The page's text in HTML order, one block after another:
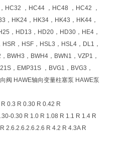
HC32 ，HC44 ，HC48 ，HC42 ，
，HK24，HK34，HK43，HK44，
，HD13，HD20，HD30，HE4，
，HSF，HSL3，HSL4，DL1，
BWH3，BWH4，BWN1，VZP1，
，EMP31S ，BVG1，BVG3，
阀 HAWE轴向变量柱塞泵 HAWE泵
0.3 R 0.30 R 0.42 R
0.30 R 1.0 R 1.08 R 1.1 R 1.4 R
2.6.2.6.2.6.2.6 R 4.2 R 4.3A R